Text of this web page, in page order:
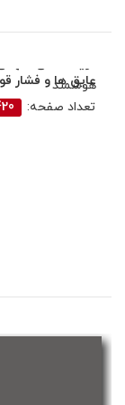
عایق‏ ها و فشار
هوشمند
تعداد صفحه: